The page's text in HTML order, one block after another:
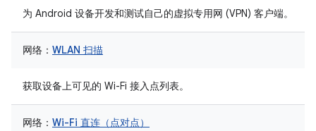
为 Android 设备开发和测试自己的虚拟专用网 (VPN) 客户端。
网络： WLAN 扫描
获取设备上可见的 Wi-Fi 接入点列表。
网络： Wi-Fi 直连（点对点）